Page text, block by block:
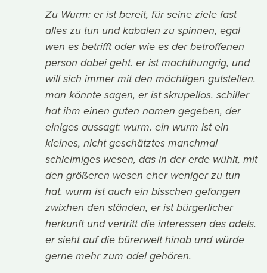
Zu Wurm: er ist bereit, für seine ziele fast
alles zu tun und kabalen zu spinnen, egal
wen es betrifft oder wie es der betroffenen
person dabei geht. er ist machthungrig, und
will sich immer mit den mächtigen gutstellen.
man könnte sagen, er ist skrupellos. schiller
hat ihm einen guten namen gegeben, der
einiges aussagt: wurm. ein wurm ist ein
kleines, nicht geschätztes manchmal
schleimiges wesen, das in der erde wühlt, mit
den größeren wesen eher weniger zu tun
hat. wurm ist auch ein bisschen gefangen
zwixhen den ständen, er ist bürgerlicher
herkunft und vertritt die interessen des adels.
er sieht auf die bürerwelt hinab und würde
gerne mehr zum adel gehören.